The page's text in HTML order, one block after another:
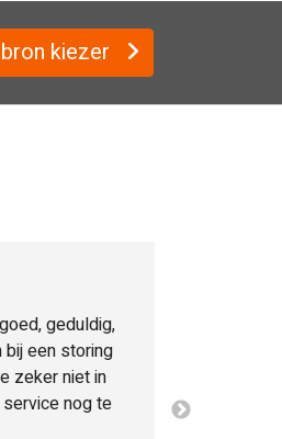
kiezer
geduldig,
een storing
zeker niet in
nog te